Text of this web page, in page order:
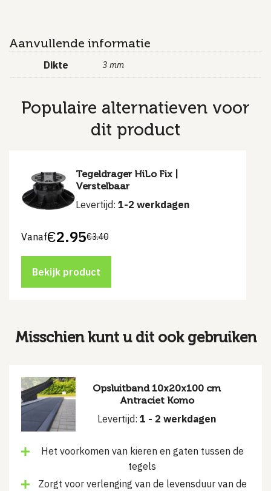
Aanvullende informatie
Dikte 3 mm
Populaire alternatieven voor
dit product
Tegeldrager HiLo Fix |
Verstelbaar
Levertijd: 1-2 werkdagen
Vanaf €3.40
€2.95
Bekijk product
Misschien kunt u dit ook gebruiken
Opsluitband 10x20x100 cm
Antraciet Komo
Levertijd: 1 - 2 werkdagen
Het voorkomen van kieren en gaten tussen de
tegels
Zorgt voor verlenging van de levensduur van de